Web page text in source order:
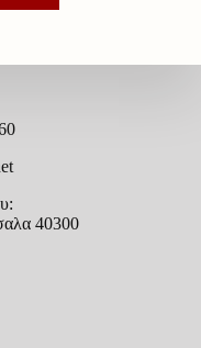
40300